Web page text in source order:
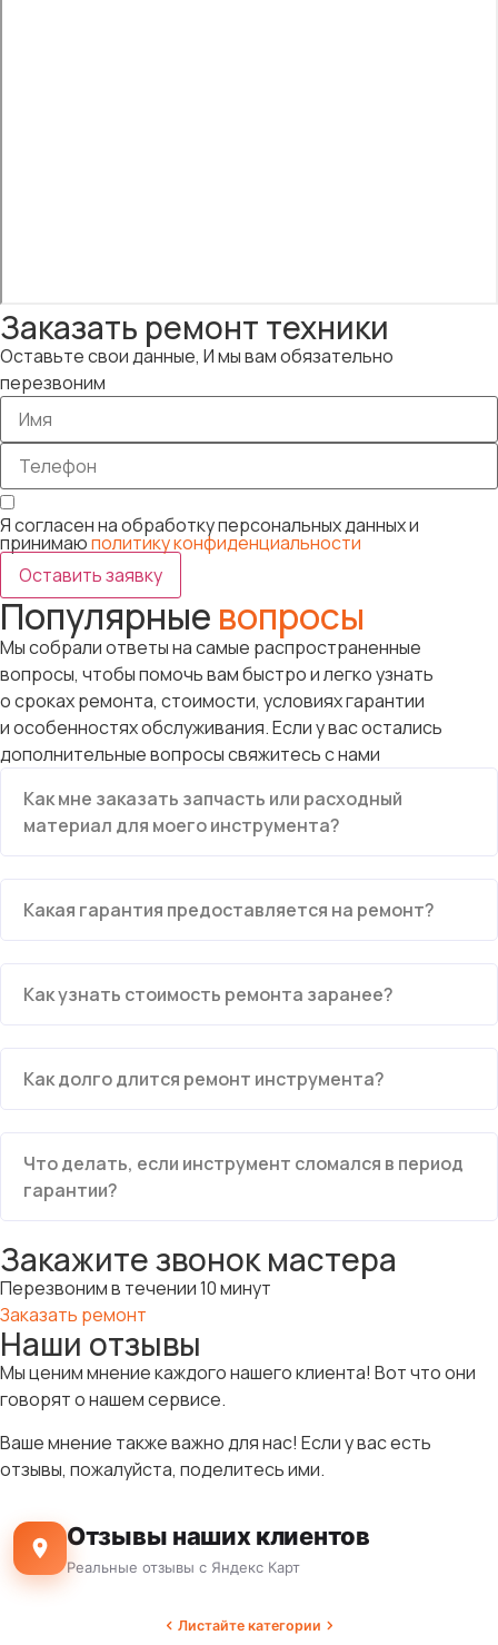
Заказать ремонт техники
Оставьте свои данные, И мы вам обязательно
перезвоним
Я согласен на обработку персональных данных и
принимаюполитику конфиденциальности
Оставить заявку
Популярные вопросы
Мы собрали ответы на самые распространенные
вопросы, чтобы помочь вам быстро и легко узнать
о сроках ремонта, стоимости, условиях гарантии
и особенностях обслуживания. Если у вас остались
дополнительные вопросы свяжитесь с нами
Как мне заказать запчасть или расходный
материал для моего инструмента?
Какая гарантия предоставляется на ремонт?
Как узнать стоимость ремонта заранее?
Как долго длится ремонт инструмента?
Что делать, если инструмент сломался в период
гарантии?
Закажите звонок мастера
Перезвоним в течении 10 минут
Заказать ремонт
Наши отзывы
Мы ценим мнение каждого нашего клиента! Вот что они
говорят о нашем сервисе.
Ваше мнение также важно для нас! Если у вас есть
отзывы, пожалуйста, поделитесь ими.
Отзывы наших клиентов
Реальные отзывы с Яндекс Карт
Листайте категории